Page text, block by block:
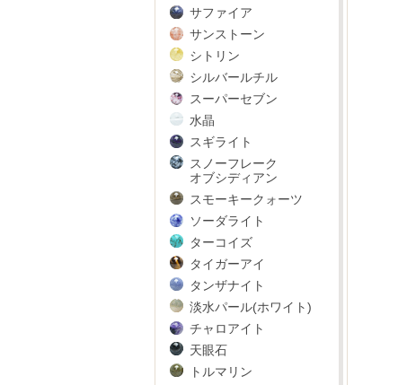
サファイア
サンストーン
シトリン
シルバールチル
スーパーセブン
水晶
スギライト
スノーフレーク
オブシディアン
スモーキークォーツ
ソーダライト
ターコイズ
タイガーアイ
タンザナイト
淡水パール(ホワイト)
チャロアイト
天眼石
トルマリン